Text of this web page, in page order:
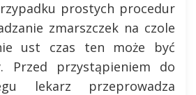
prostych procedur
zmarszczek na czole
ust czas ten może być
Przed przystąpieniem do
lekarz przeprowadza